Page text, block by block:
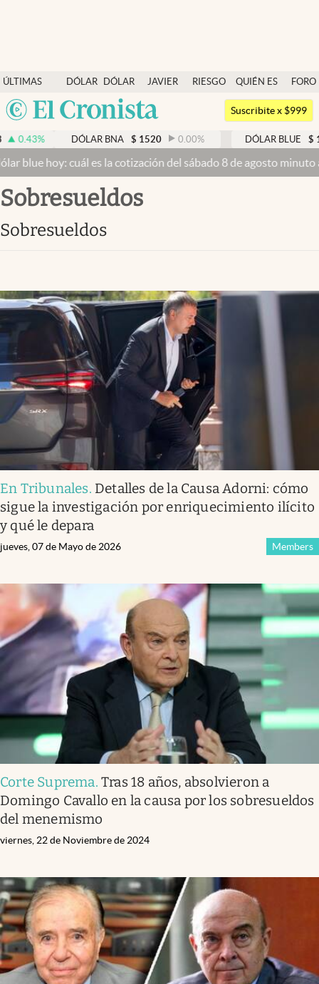
ÚLTIMAS
NOTICIAS
DÓLAR
DÓLAR
BLUE
JAVIER
RIESGO
QUIÉN ES
QUIÉN
FORO
Argentina
México
Dólar
Members
Economía y Política
Finanzas y Mercados
Mercados Online
Apertura
Infotechnology
Clima
Mundial 2026
Eventos Corporativos
El Cronista Studio
Mediakit
abre en nueva pestaña
Argentina
Suscribite x $999
% DÓLAR BNA $ 1520 0.00 % DÓLAR BLUE $ 1525
hoy: cuál es la cotización del sábado 8 de agosto minuto a
sobresueldos
sobresueldos
En Tribunales. Detalles de la Causa Adorni: cómo
sigue la investigación por enriquecimiento ilícito
y qué le depara
Members
jueves, 07 de Mayo de 2026
Corte Suprema.Tras 18 años, absolvieron a
Domingo Cavallo en la causa por los sobresueldos
del menemismo
viernes, 22 de Noviembre de 2024